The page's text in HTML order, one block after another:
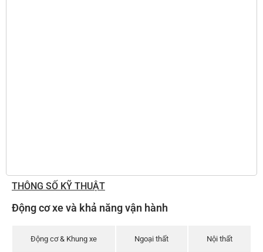
THÔNG SỐ KỸ THUẬT
Động cơ xe và khả năng vận hành
Động cơ & Khung xe Ngoại thất Nội thất